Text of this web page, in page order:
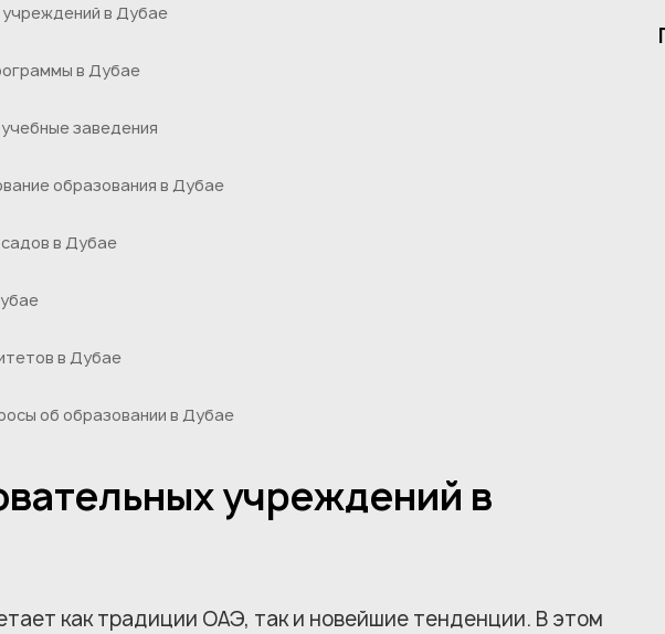
в Дубае
в Дубае
заведения
образования в Дубае
в Дубае
в Дубае
об образовании в Дубае
учреждений в
как традиции ОАЭ, так и новейшие тенденции. В этом